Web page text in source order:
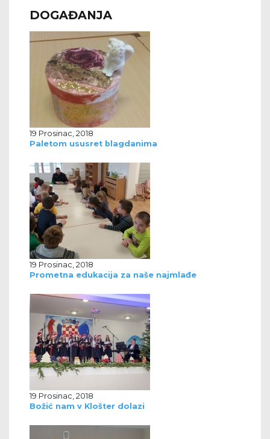
DOGAĐANJA
19 Prosinac, 2018
Paletom ususret blagdanima
19 Prosinac, 2018
Prometna edukacija za naše najmlađe
19 Prosinac, 2018
Božić nam v Klošter dolazi